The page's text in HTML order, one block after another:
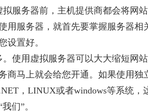
服务器前，主机提供商都会将网
用服务器，就首先要掌握服务器相
设置好。
使用虚拟服务器可以大大缩短网
商马上就会给您开通。如果使用
，LINUX或者windows等系统
们”。